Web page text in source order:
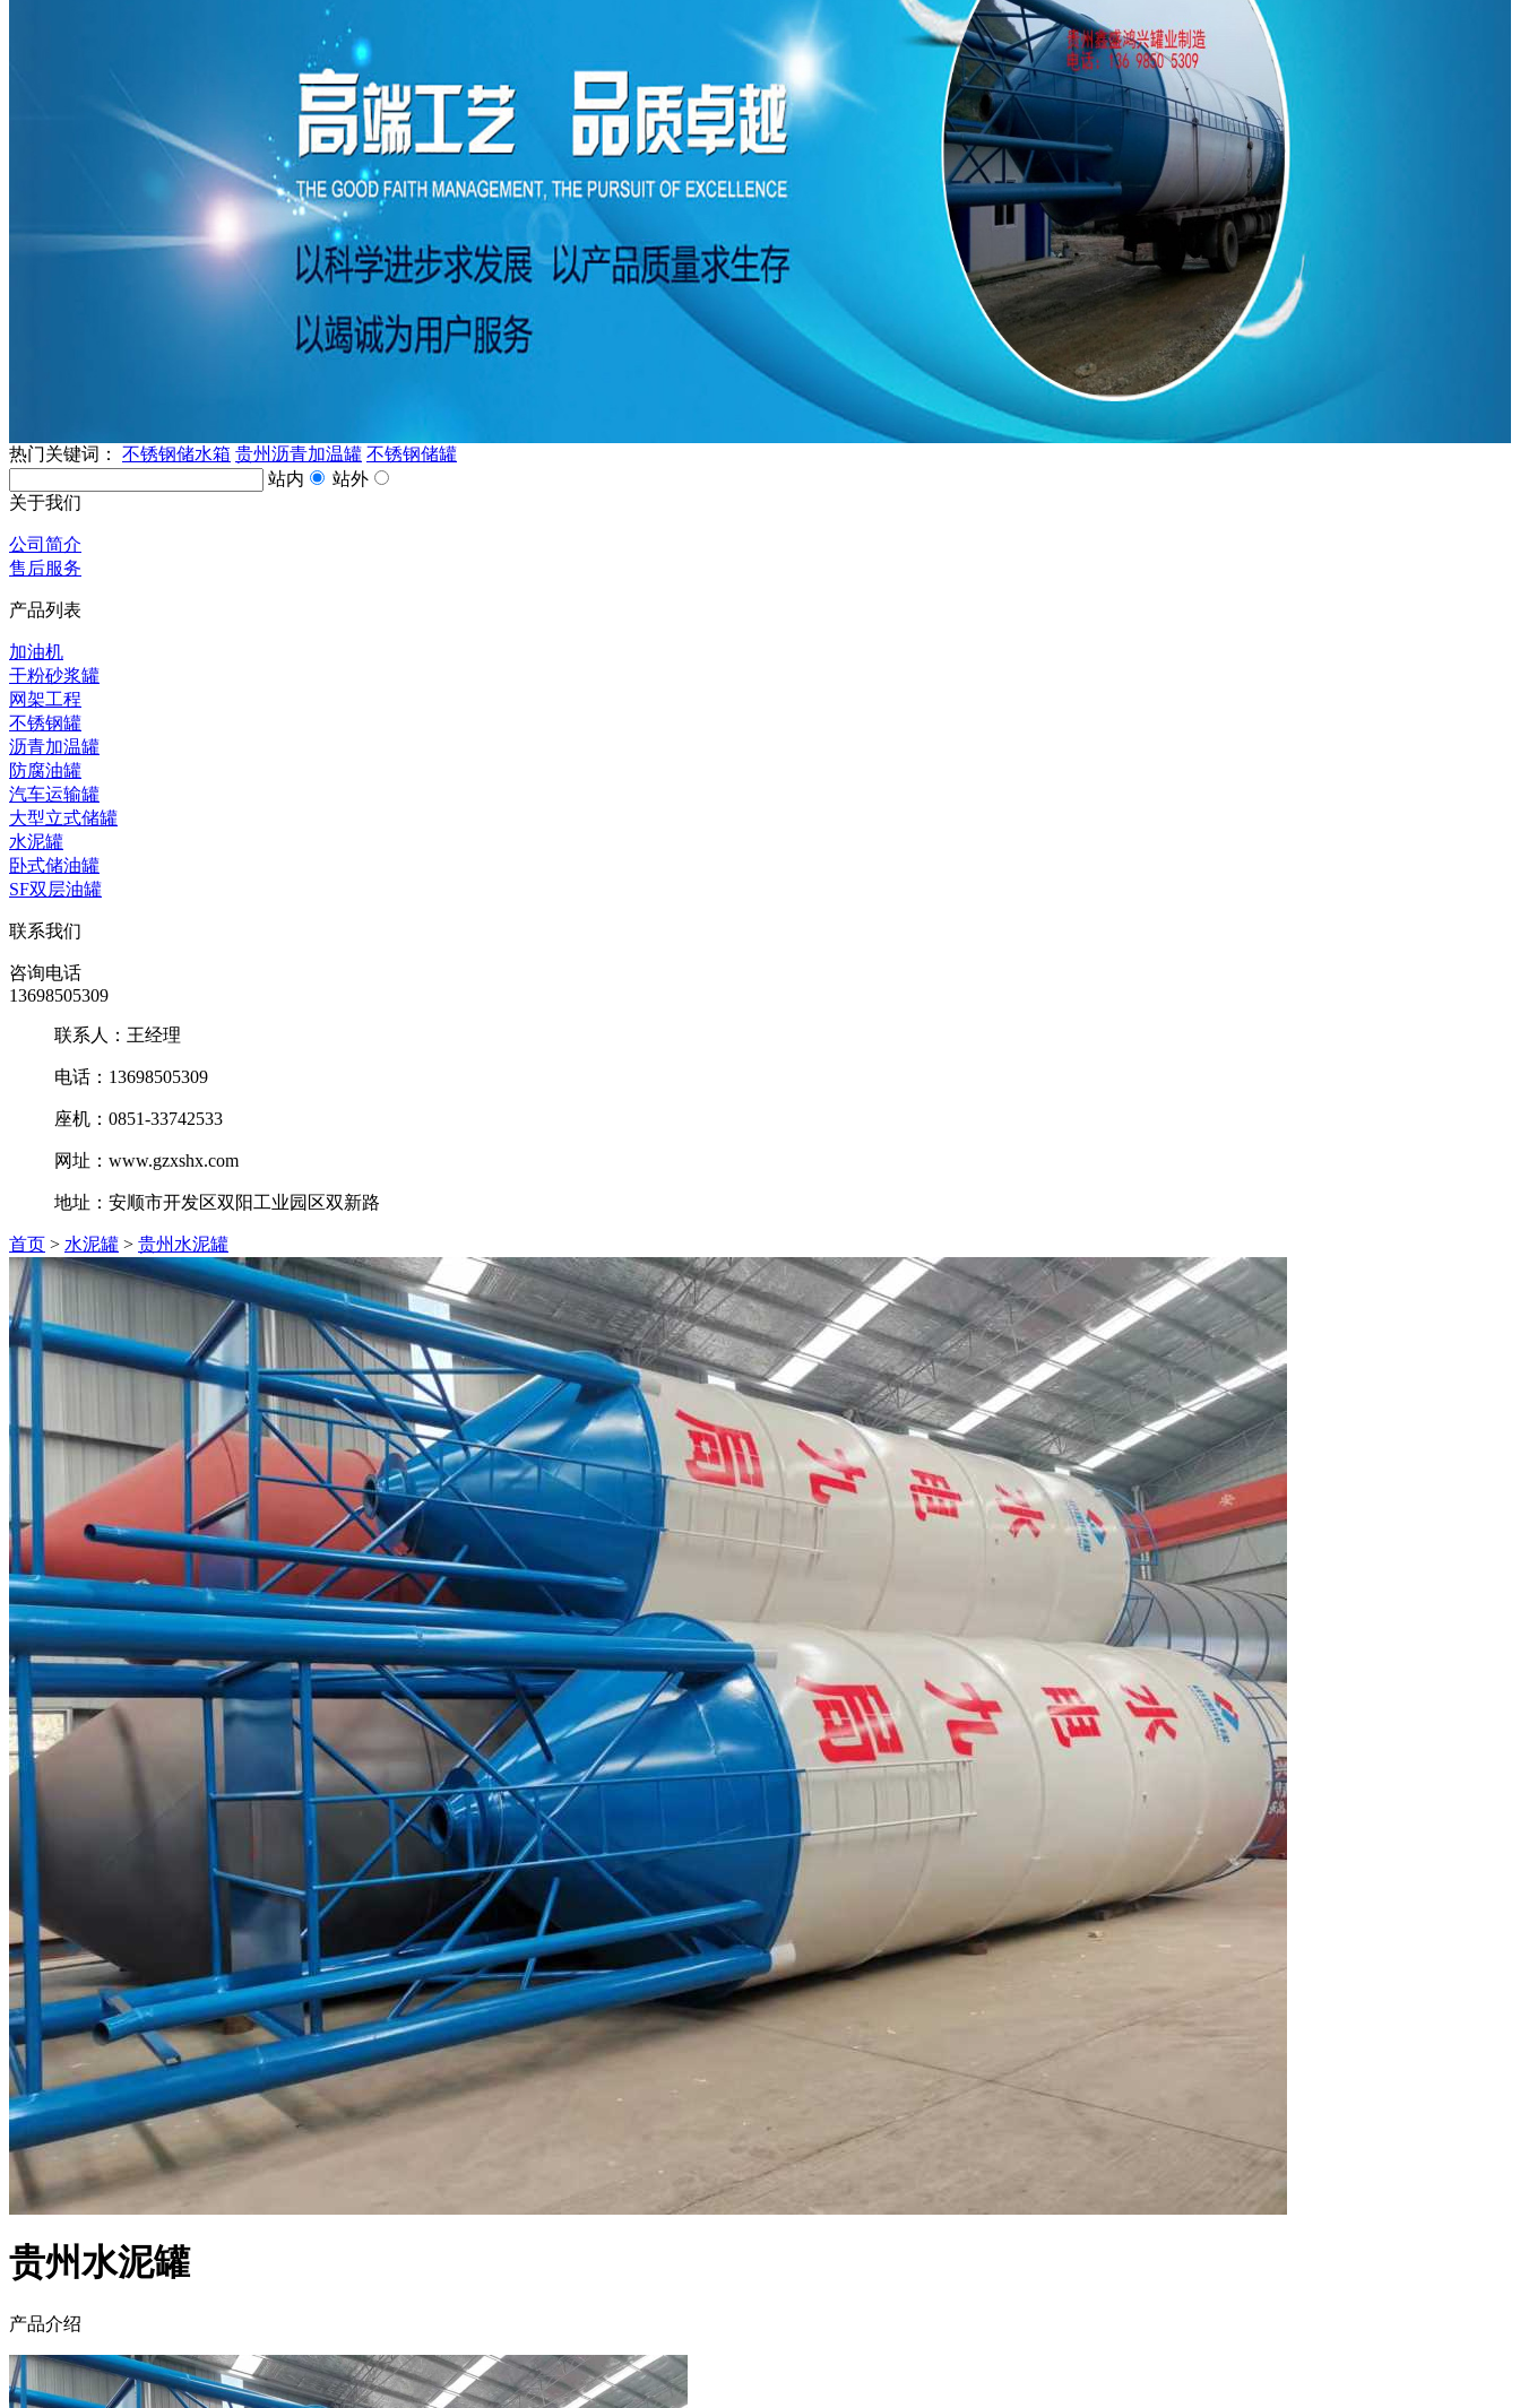
热门关键词： 不锈钢储水箱 贵州沥青加温罐 不锈钢储罐
站内
站外
关于我们
公司简介
售后服务
产品列表
加油机
干粉砂浆罐
网架工程
不锈钢罐
沥青加温罐
防腐油罐
汽车运输罐
大型立式储罐
水泥罐
卧式储油罐
SF双层油罐
联系我们
咨询电话
13698505309
联系人：王经理
电话：13698505309
座机：0851-33742533
网址：www.gzxshx.com
地址：安顺市开发区双阳工业园区双新路
首页 > 水泥罐 > 贵州水泥罐
贵州水泥罐
产品介绍